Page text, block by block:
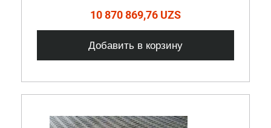
10 870 869,76 UZS
Добавить в корзину